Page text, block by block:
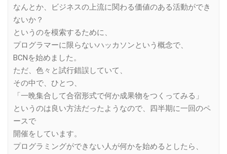
なんとか、ビジネスの上流に関わる価値のある活動ができ
ないか？
というのを模索するために、
プログラマーに限らないハッカソンという概念で、
BCNを始めました。
ただ、色々と試行錯誤していて、
その中で、ひとつ、
「一晩集合して合宿形式で何か成果物をつくってみる」
というのは良い方法だったようなので、四半期に一回のペ
ースで
開催をしています。
プログラミングができない人が何かを始めるとしたら、